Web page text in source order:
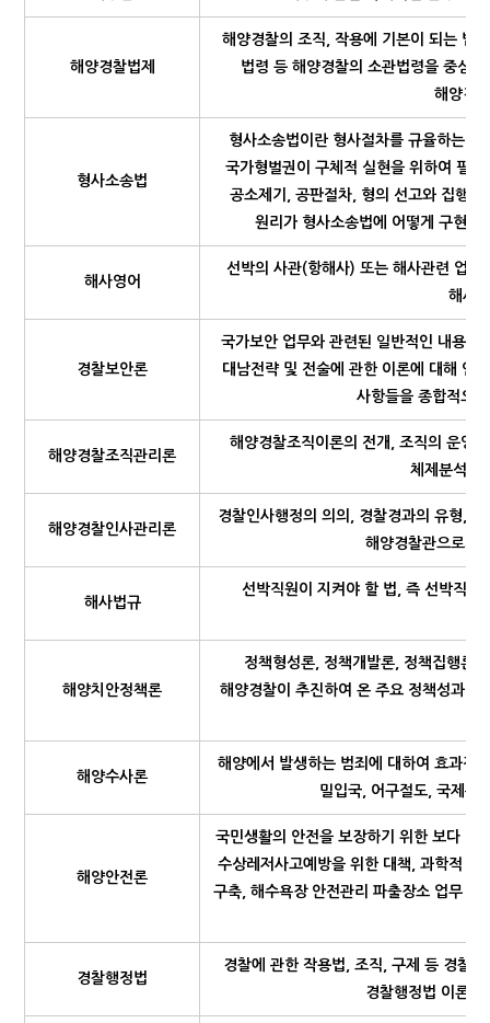
해양경찰법제
해양경찰의 조직, 작용에 기본이 되는 법
법령 등 해양경찰의 소관법령을 중심
해양경
형사소송법
형사소송법이란 형사절차를 규율하는
국가형벌권이 구체적 실현을 위하여 필
공소제기, 공판절차, 형의 선고와 집행
원리가 형사소송법에 어떻게 구현되
해사영어
선박의 사관(항해사) 또는 해사관련 업
해사
경찰보안론
국가보안 업무와 관련된 일반적인 내용
대남전략 및 전술에 관한 이론에 대해 연
사항들을 종합적으
해양경찰조직관리론
해양경찰조직이론의 전개, 조직의 운영,
체제분석과
해양경찰인사관리론
경찰인사행정의 의의, 경찰경과의 유형,
해양경찰관으로서
해사법규
선박직원이 지켜야 할 법, 즉 선박직원
해양치안정책론
정책형성론, 정책개발론, 정책집행론,
해양경찰이 추진하여 온 주요 정책성과
해양수사론
해양에서 발생하는 범죄에 대하여 효과적
밀입국, 어구절도, 국제관
해양안전론
국민생활의 안전을 보장하기 위한 보다 정
수상레저사고예방을 위한 대책, 과학적 해
구축, 해수욕장 안전관리 파출장소 업무 등
경찰행정법
경찰에 관한 작용법, 조직, 구제 등 경찰
경찰행정법 이론과